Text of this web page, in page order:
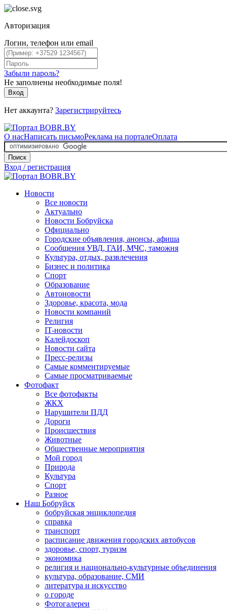
Авторизация
Логин, телефон или email
Забыли пароль?
Не заполнены необходимые поля!
Вход
Нет аккаунта? Зарегистрируйтесь
О насНаписать письмоРеклама на порталеОплата
Поиск
Вход / регистрация
Новости
Все новости
Актуально
Новости Бобруйска
Официально
Городские объявления, анонсы, афиша
Сообщения УВД, ГАИ, МЧС, таможня
Культура, отдых, развлечения
Бизнес и политика
Спорт
Образование
Автоновости
Здоровье, красота, мода
Новости компаний
Религия
IT-новости
Калейдоскоп
Новости сайта
Пресс-релизы
Самые комментируемые
Самые просматриваемые
Фотофакт
Все фотофакты
ЖКХ
Нарушители ПДД
Дороги
Происшествия
Животные
Общественные мероприятия
Мой город
Природа
Культура
Спорт
Разное
Наш Бобруйск
бобруйская энциклопедия
справка
транспорт
расписание движения городских автобусов
здоровье, спорт, туризм
экономика
религия и национально-культурные объединения
культура, образование, СМИ
литература и искусство
о городе
Фотогалереи